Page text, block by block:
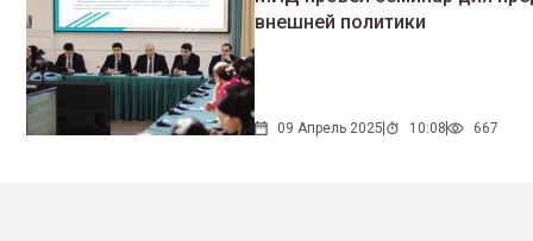
внешней политики
09 Апрель 2025 10:08 667